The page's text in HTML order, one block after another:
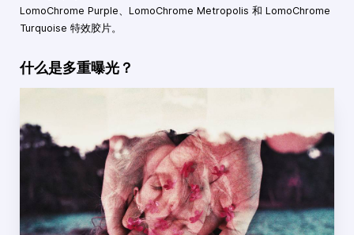
LomoChrome Purple、LomoChrome Metropolis 和 LomoChrome
Turquoise 特效胶片。
什么是多重曝光？